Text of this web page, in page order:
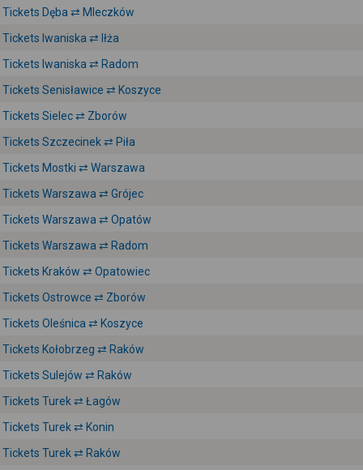
Tickets Dęba ⇄ Mleczków
Tickets Iwaniska ⇄ Iłża
Tickets Iwaniska ⇄ Radom
Tickets Senisławice ⇄ Koszyce
Tickets Sielec ⇄ Zborów
Tickets Szczecinek ⇄ Piła
Tickets Mostki ⇄ Warszawa
Tickets Warszawa ⇄ Grójec
Tickets Warszawa ⇄ Opatów
Tickets Warszawa ⇄ Radom
Tickets Kraków ⇄ Opatowiec
Tickets Ostrowce ⇄ Zborów
Tickets Oleśnica ⇄ Koszyce
Tickets Kołobrzeg ⇄ Raków
Tickets Sulejów ⇄ Raków
Tickets Turek ⇄ Łagów
Tickets Turek ⇄ Konin
Tickets Turek ⇄ Raków